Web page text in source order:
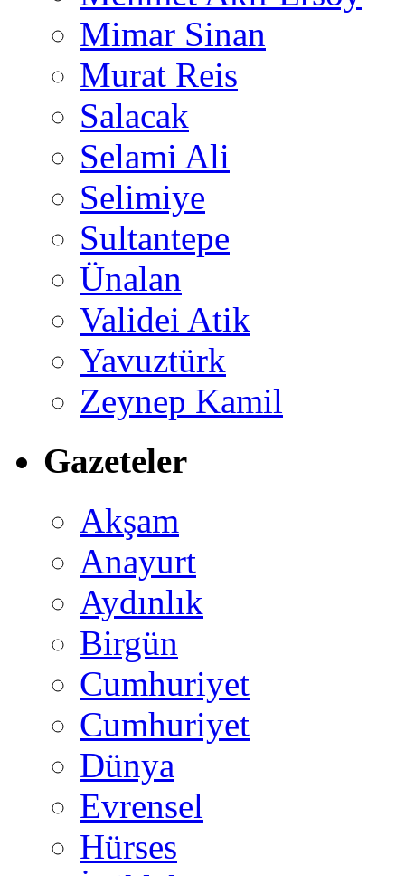
Mimar Sinan
Murat Reis
Salacak
Selami Ali
Selimiye
Sultantepe
Ünalan
Validei Atik
Yavuztürk
Zeynep Kamil
Gazeteler
Akşam
Anayurt
Aydınlık
Birgün
Cumhuriyet
Cumhuriyet
Dünya
Evrensel
Hürses